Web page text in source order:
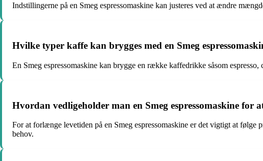
Indstillingerne på en Smeg espressomaskine kan justeres ved at ændre
Hvilke typer kaffe kan brygges med en Smeg
En Smeg espressomaskine kan brygge en række kaffedrikke såsom
Hvordan vedligeholder man en Smeg espressomaskine for
For at forlænge levetiden på en Smeg espressomaskine er det vigtigt at
behov.